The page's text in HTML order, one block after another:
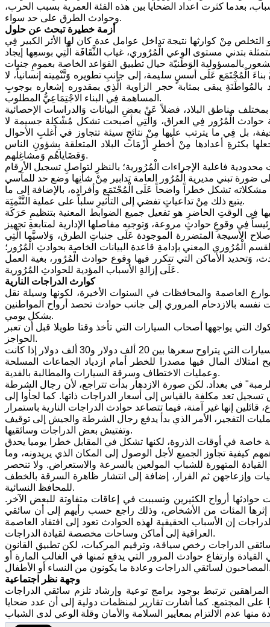
بعدما كثرت اعداد الضحايا بين هذه الفئة العمرية بسبب الحرب،
وحوادث الطرق على حد سواء.
أزمة خطيرة تبحث عن حلول
التخلص مِنْ كوارثها نتيجة تداخل عوامل عدة كان لها الأثر الكبير فِي
بتدني مستوى الوعي الْمُرُوري، غياب الثَّقَافَة الَّتِي بوسعِها إيجاد
بالمسؤولية الوَطَنيّة حيال تطبيق القوَاعد الخاصة بعمومِ جنبات
الْمُجْتَمَع عَلَى أسسٍ سليمة، إلى جانبِ تطويره وَتَّنْمِيته إنسانياً، لا
يبقى بمثابة حجر الزاوية الَّذِي بمقدوره إشعاره بوجوبِ
المساهمة فِي البناء الاجْتِمَاعِيُّ المطلوب.
مناطق البلاد، فضلاً عَنْ بعضِ البيانات وَالدراسات الإحصائية
حوادث الْمُرُور فِي العراق، وَالَّتِي أصبحت تشكل مُشْكِلة جسيمة لا
بل فِي ما يترتب عليها مِنْ نتائجٍ سيئة تتجاوز في أغلبِ الأحوال
بكثرةِ أعدادها مِنْ أخطرِ أَزْمَات البلاد المتعلقة بِشؤونِ الناس
وَقضَاياهُم وَمشاغِلهم.
فاعلية الإجراءات الْمُرُورية؛ بالنظرِ لتواصلِ تسجيل الأرقام
ضورة تبني مديرية الْمُرُور العامة تدابير مِنْ شأنِها وضع حد للمآسي
تشكل خطراً واضحاً عَلَى الْمُجْتَمَع وأفراده، بالإضافة إلى ما
يتبع ذلك مِنْ تداعياتٍ تفضي إلى التأثيرِ سلباً على عملية التَّنْمِيَة.
فِي الوقتِ الحاضرِ هو تفعيل جميع الضوابط المعنية بتنظيمِ حَرَكَة
فِي وقوعِ حوادثٍ مروعة، وَتوجيه مفاصلها الإدارية لمتابعةِ تجهيز
الأسيجة المتضررة الموجودة عَلَى جنباتِ الطرق، وَلاسيَّما الَّتِي
الْمُرُوري المعني بإدامةِ قاعدة البيانات الخاصة بحوادثِ الْمُرُور؛
وَتحديد الأماكن التي تتكرر فيها وقوع حوادث الْمُرُور، بغية العمل
عَلَى إزالةِ الأسباب المؤدية للحوادثِ المُرُورية.
كوارث الدراجات النارية
العاصمة والمحافظات في السنوات الأخيرة، لكونها وسيلة نقل
بالازدحام المروري إلى جانب حوادث تحصد أرواح المواطنين
بشكل يومي.
التي يواجهها أصحاب السيارات التي تأخذ وقتا طويلا قبل أن تعبر
الحواجز.
وما يدفع البغداديين الى اقتناء الدراجات النارية، هو أن ثمنها يعتبر زهيدا أمام ثمن السيارات التي يتراوح سعرها بين 20 ألف دولار و30 ألف دولار إذا كانت
المال فيها مصدرا للخطر أمام ازدياد الجماعات المسلحة
وعمليات الاختطاف وسرقة السيارات والمطالبة بالفدية.
في بغداد. لكن صورة الازدهار بدأت تتراجع، لأن رجال الشرطة
تعد مكلفة بالقياس إلى أسعار الدراجات ذاتها. كما لجأوا إلى
التفجير، الأمر الذي بدأ يدفع رجال الشرطة والجيش إلى توقيف
وتفتيش بعض الدراجات وسائقيها.
خاصة في أوقات الذروة، لكنها تشكل في المقابل خطرا يوميا يحدق
كيفية تجاوز الجميع لأجل الوصول إلى المكان الذي يريدونه، وما
المتهورة للشباب المولعين بالسرعة والاستعراض. ولا تنحصر
وإزعاجهن ثم الفرار، إضافة إلى انتشار ظاهرة السرقة بالخطف
للمحافظ النسائية.
أرواح الكثيرين وتسببت في إعاقات متفاوتة للبعض الآخر.
إثرها المئات من الأشخاص، وذلك راجع حسب رأيهم إلى أن سائقي
إن الأسباب الحقيقية لهذه الحوادث تعود إلى افتقاد العاصمة
العراقية إلى أماكن وساحات مخصصة لقيادة الدراجات.
الدراجات رخص سياقة، وترقيم المركبات، لكن تطبيق القانون
رفع من مستوى الفوضى في القيادة وارتفاع حوادث المرور التي يدفع ثمنها في الغالب المارة أو
من النساء أو الأطفال.
وجهة نظر اجتماعية
ترتبط بوجود برامج توعية وإرشاد تلزم سائقي الدراجات
على المجتمع. كما أشارت تقارير لمنظمات دولية إلى أن عدد ضحايا